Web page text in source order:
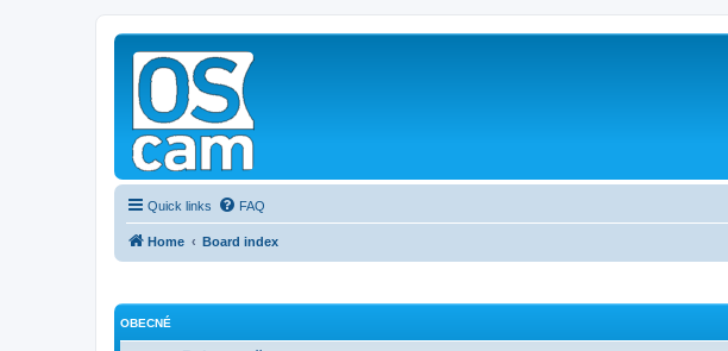
Quick links FAQ
Home Board index
OBECNÉ